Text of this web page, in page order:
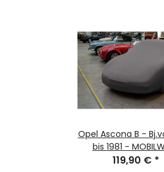
Opel Ascona B -
bis 1981 -
INDOOR COVER
119,90 € *